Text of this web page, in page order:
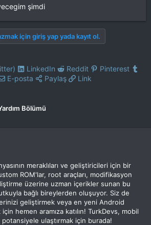
şimdi
için giriş yap yada kayıt ol.
LinkedIn Reddit
Pinterest
E-posta Paylaş Link
Bölümü
meraklıları ve geliştiricileri için bir
ROM'lar, root araçları, modifikasyon
üzerine uzman içerikler sunan bu
bağlı bireylerden oluşuyor. Siz de
geliştirmek veya en yeni Android
hemen aramıza katılın! TurkDevs, mobil
potansiyele ulaştırmak için burada!